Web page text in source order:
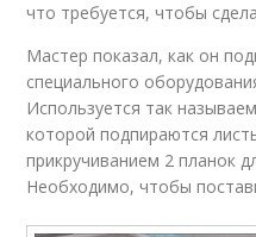
что требуется, чтобы
Мастер показал, как он
специального
Используется так
которой подпираются
прикручиванием 2 планок
Необходимо, чтобы